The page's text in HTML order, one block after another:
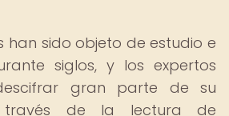
han sido objeto de estudio e
siglos, y los expertos
gran parte de su
través de la lectura de